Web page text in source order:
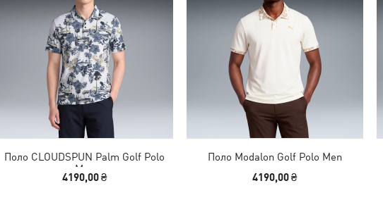
Поло CLOUDSPUN Palm Golf Polo
Men
4190,00 ₴
Поло Modalon Golf Polo Men
4190,00 ₴